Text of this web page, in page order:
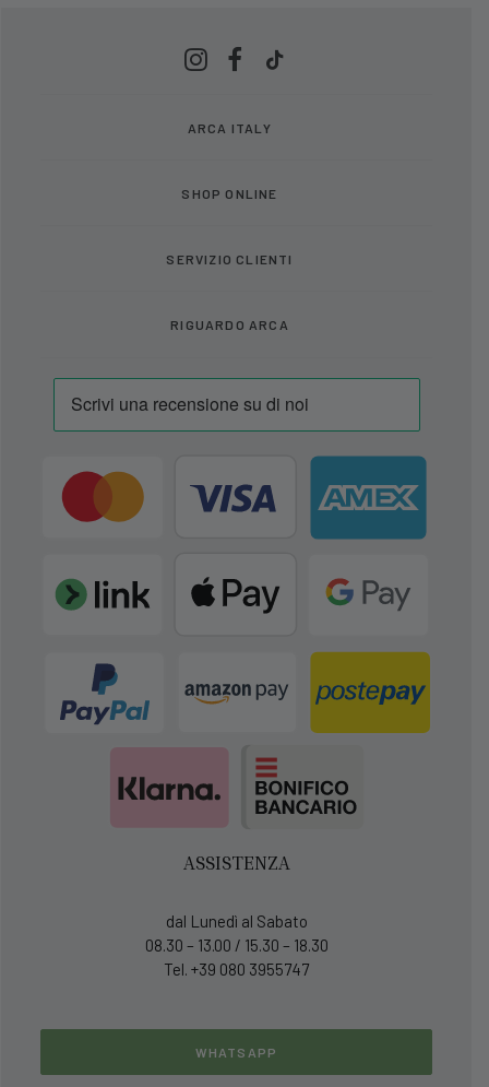
ARCA ITALY
SHOP ONLINE
SERVIZIO CLIENTI
RIGUARDO ARCA
ASSISTENZA
dal Lunedì al Sabato
08.30 – 13.00 / 15.30 – 18.30
Tel. +39 080 3955747
WHATSAPP